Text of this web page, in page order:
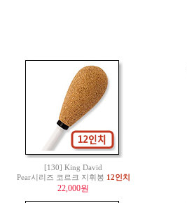
[130] King David
Pear시리즈 코르크 지휘봉 12인치
22,000원